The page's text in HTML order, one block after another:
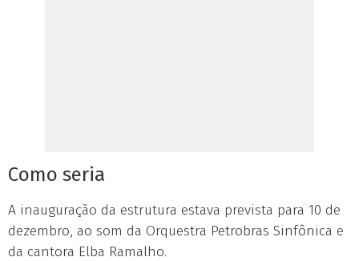
Como seria
A inauguração da estrutura estava prevista para 10 de
dezembro, ao som da Orquestra Petrobras Sinfônica e
da cantora Elba Ramalho.